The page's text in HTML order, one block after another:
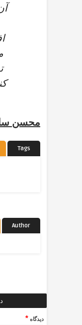
محسن
Tags
Author
دیدگاه*